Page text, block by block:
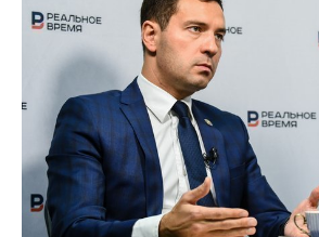
КОРОЛИ ГОСЗАКАЗА ПФО
ВУЗЫ ТАТАРСТАНА
КОМУ ПРИНАДЛЕЖАТ
ТОРГОВЫЕ ЦЕНТРЫ
ТАТАРСТАНА
ФИНАНСЫ
БАНКИ
БЮДЖЕТ
ИНВЕСТИЦИИ
НОВОСТИ
ПРОМЫШЛЕННОСТИ
МАШИНОСТРОЕНИЕ
НЕФТЕХИМИЯ
НЕФТЬ
НЕДВИЖИМОСТЬ
НОВОСТИ НЕДВИЖИМОСТИ
АВТО
НОВОСТИ АВТО
БИЗНЕС
НОВОСТИ БИЗНЕСА
РОЗНИЧНАЯ ТОРГОВЛЯ
ТЕХНОЛОГИИ
НОВОСТИ ТЕХНОЛОГИЙ
МЕРОПРИЯТИЯ